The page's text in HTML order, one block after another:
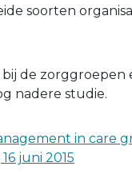
soorten
de zorggroepen
nadere studie.
in care
juni 2015